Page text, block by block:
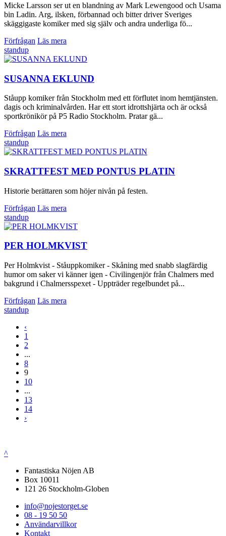
Micke Larsson ser ut en blandning av Mark Lewengood och Usama
bin Ladin. Arg, ilsken, förbannad och bitter driver Sveriges
skäggigaste komiker med sig själv och andra underliga fö...
Förfrågan Läs mera
standup
SUSANNA EKLUND
Ståupp komiker från Stockholm med ett förflutet inom hemtjänsten.
dagis och kriminalvården. Har ett stort idrottshjärta och är också
sportkrönikör på P5 Radio Stockholm. Pratar gä...
Förfrågan Läs mera
standup
SKRATTFEST MED PONTUS PLATIN
Historie berättaren som höjer nivån på festen.
Förfrågan Läs mera
standup
PER HOLMKVIST
Per Holmkvist - Ståuppkomiker - Skåning med snabb slagfärdig
humor om saker vi känner igen - Civilingenjör från Chalmers med
bakgrund i Chalmersspexet - Uppträder regelbundet på...
Förfrågan Läs mera
standup
‹
1
2
...
8
9
10
...
13
14
›
^
Fantastiska Nöjen AB
Box 10011
121 26 Stockholm-Globen
info@nojestorget.se
08 - 19 50 50
Användarvillkor
Kontakt